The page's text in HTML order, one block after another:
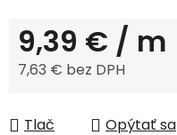
9,39 € / m
7,63 € bez DPH
Tlač
Opýtať sa